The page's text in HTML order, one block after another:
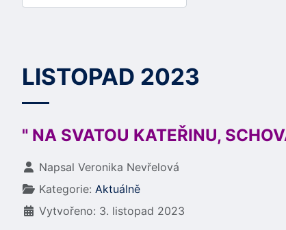
LISTOPAD 2023
" NA SVATOU KATEŘINU,
Základní údaje
Napsal Veronika Nevřelová
Kategorie: Aktuálně
Vytvořeno: 3. listopad 2023